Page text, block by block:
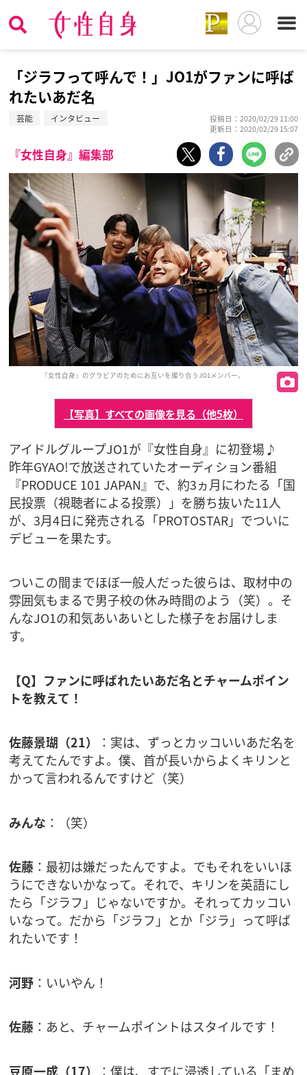
「ジラフって呼んで！」JO1がファンに呼ば
れたいあだ名
芸能 インタビュー
投稿日：2020/02/29 11:00
更新日：2020/02/29 15:07
『女性自身』編集部
『女性自身』のグラビアのためにお互いを撮り合うJO1メンバー。
【写真】すべての画像を見る（他5枚）
アイドルグループJO1が『女性自身』に初登場♪
昨年GYAO!で放送されていたオーディション番組
『PRODUCE 101 JAPAN』で、約3ヵ月にわたる「国
民投票（視聴者による投票）」を勝ち抜いた11人
が、3月4日に発売される「PROTOSTAR」でついに
デビューを果たす。
ついこの間までほぼ一般人だった彼らは、取材中の
雰囲気もまるで男子校の休み時間のよう（笑）。そ
んなJO1の和気あいあいとした様子をお届けしま
す。
【Q】ファンに呼ばれたいあだ名とチャームポイン
トを教えて！
佐藤景瑚（21）
：実は、ずっとカッコいいあだ名を
考えてたんですよ。僕、首が長いからよくキリンと
かって言われるんですけど（笑）
みんな ：（笑）
佐藤 ：最初は嫌だったんですよ。でもそれをいいほ
うにできないかなって。それで、キリンを英語にし
たら「ジラフ」じゃないですか。それってカッコい
いなって。だから「ジラフ」とか「ジラ」って呼ば
れたいです！
河野 ：いいやん！
佐藤 ：あと、チャームポイントはスタイルです！
豆原一成（17）
：僕は、すでに浸透している「まめ